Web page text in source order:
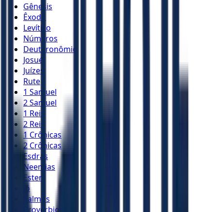
Gênesis
Êxodo
Levítico
Números
Deuteronômio
Josué
Juízes
Rute
1 Samuel
2 Samuel
1 Reis
2 Reis
1 Crônicas
2 Crônicas
Esdras
Neemias
Ester
Jó
Salmos
Provérbios